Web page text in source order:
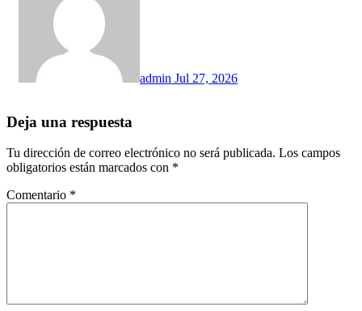
admin Jul 27, 2026
Deja una respuesta
Tu dirección de correo electrónico no será publicada. Los campos
obligatorios están marcados con *
Comentario *